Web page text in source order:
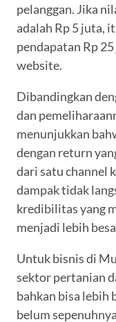
pelanggan. Jika
adalah Rp 5 juta,
pendapatan Rp
website.
Dibandingkan
dan
menunjukkan
dengan return
dari satu channel
dampak tidak
kredibilitas yang
menjadi lebih
Untuk bisnis di
sektor pertanian
bahkan bisa lebih
belum